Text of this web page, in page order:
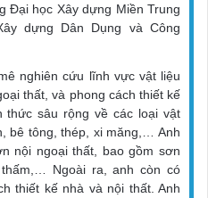
Đại học Xây dựng Miền Trung
dựng Dân Dụng và Công
nghiên cứu lĩnh vực vật liệu
thất, và phong cách thiết kế
thức sâu rộng về các loại vật
bê tông, thép, xi măng,… Anh
nội ngoại thất, bao gồm sơn
Ngoài ra, anh còn có
thiết kế nhà và nội thất. Anh